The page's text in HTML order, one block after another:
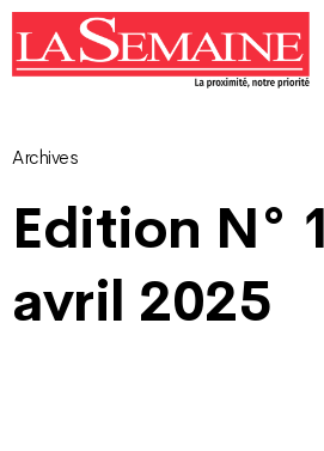
Archives
Edition N°
avril 2025
Navigation
des
articles